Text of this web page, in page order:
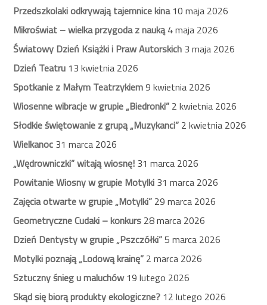
Przedszkolaki odkrywają tajemnice kina10 maja 2026
Mikroświat – wielka przygoda z nauką4 maja 2026
Światowy Dzień Książki i Praw Autorskich 3 maja 2026
Dzień Teatru 13 kwietnia 2026
Spotkanie z Małym Teatrzykiem9 kwietnia 2026
Wiosenne wibracje w grupie „Biedronki” 2 kwietnia 2026
Słodkie świętowanie z grupą „Muzykanci” 2 kwietnia 2026
Wielkanoc 31 marca 2026
„Wędrowniczki” witają wiosnę! 31 marca 2026
Powitanie Wiosny w grupie Motylki 31 marca 2026
Zajęcia otwarte w grupie „Motylki” 29 marca 2026
Geometryczne Cudaki – konkurs 28 marca 2026
Dzień Dentysty w grupie „Pszczółki”5 marca 2026
Motylki poznają „Lodową krainę” 2 marca 2026
Sztuczny śnieg u maluchów19 lutego 2026
Skąd się biorą produkty ekologiczne? 12 lutego 2026